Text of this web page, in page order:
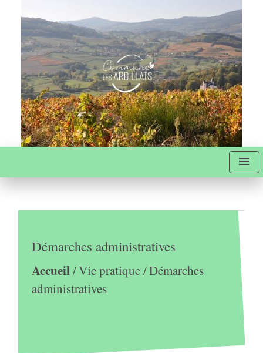
menu
Démarches administratives
Accueil/Vie pratique/Démarches
administratives